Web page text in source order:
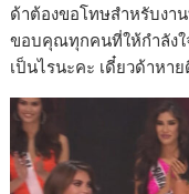
ด้าต้องขอโทษสำหรับงา
ขอบคุณทุกคนที่ให้กำลังใ
เป็นไรนะคะ เดี๋ยวด้าหา